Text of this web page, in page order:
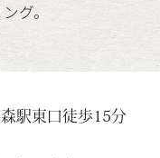
グ。
駅東口徒歩15分